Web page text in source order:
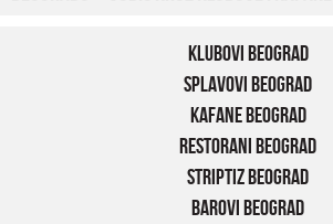
Klubovi Beograd
Splavovi Beograd
Kafane Beograd
Restorani Beograd
Striptiz Beograd
Barovi Beograd